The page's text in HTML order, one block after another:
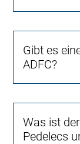
Gibt es
ADFC?
Was ist
Pedelecs